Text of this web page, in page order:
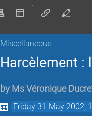
Miscellaneous
Harcèlement :
by Ms Véronique
Friday 31 May 2002,